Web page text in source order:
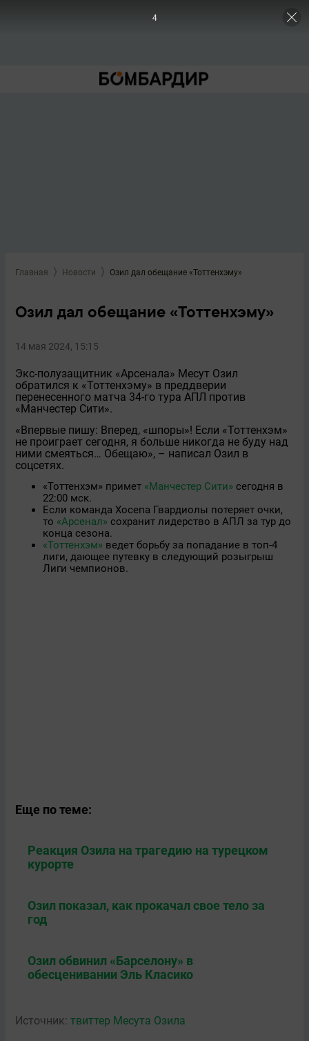
Главная Новости Озил дал обещание «Тоттенхэму»
Озил дал обещание «Тоттенхэму»
14 мая 2024, 15:15
Экс-полузащитник «Арсенала» Месут Озил
обратился к «Тоттенхэму» в преддверии
перенесенного матча 34-го тура АПЛ против
«Манчестер Сити».
«Впервые пишу: Вперeд, «шпоры»! Если «Тоттенхэм»
не проиграет сегодня, я больше никогда не буду над
ними смеяться… Обещаю», – написал Озил в
соцсетях.
«Тоттенхэм» примет «Манчестер Сити» сегодня в
22:00 мск.
Если команда Хосепа Гвардиолы потеряет очки,
то «Арсенал» сохранит лидерство в АПЛ за тур до
конца сезона.
«Тоттенхэм» ведет борьбу за попадание в топ-4
лиги, дающее путевку в следующий розыгрыш
Лиги чемпионов.
Еще по теме:
Реакция Озила на трагедию на турецком
курорте
Озил показал, как прокачал свое тело за
год
Озил обвинил «Барселону» в
обесценивании Эль Класико
Источник: твиттер Месута Озила
3